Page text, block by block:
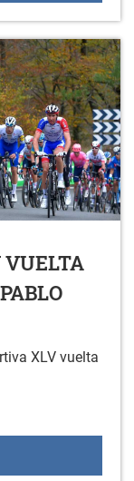
VUELTA
XLV vuelta
DEPORTIVA